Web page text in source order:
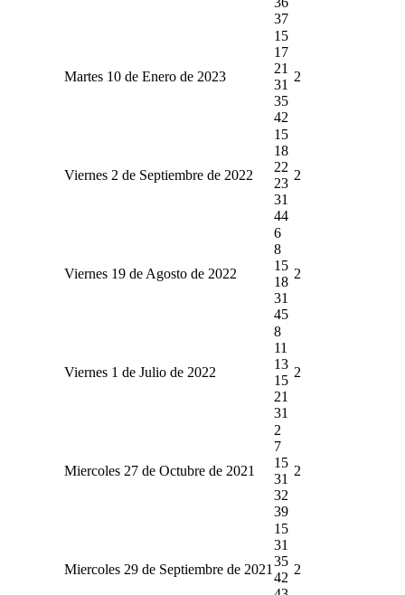
37
Martes 10 de Enero de 2023
15
17
21
31
35
42
2
Viernes 2 de Septiembre de 2022
15
18
22
23
31
44
2
Viernes 19 de Agosto de 2022
6
8
15
18
31
45
2
Viernes 1 de Julio de 2022
8
11
13
15
21
31
2
Miercoles 27 de Octubre de 2021
2
7
15
31
32
39
2
Miercoles 29 de Septiembre de 2021
15
31
35
42
2